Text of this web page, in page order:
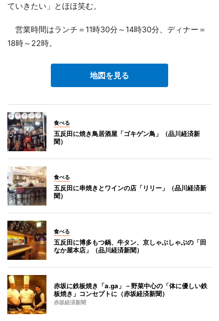
ていきたい」とほほ笑む。
営業時間はランチ＝11時30分～14時30分、ディナー＝
18時～22時。
地図を見る
食べる
五反田に焼き鳥居酒屋「ゴキゲン鳥」（品川経済新
聞）
食べる
五反田に串焼きとワインの店「リリー」（品川経済新
聞）
食べる
五反田に博多もつ鍋、牛タン、京しゃぶしゃぶの「田
なか屋本店」（品川経済新聞）
赤坂に鉄板焼き「a.ga」－野菜中心の「体に優しい鉄
板焼き」コンセプトに（赤坂経済新聞）
赤坂経済新聞